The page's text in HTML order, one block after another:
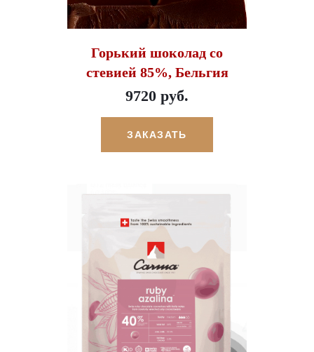
Горький шоколад со
стевией 85%, Бельгия
9720 руб.
ЗАКАЗАТЬ